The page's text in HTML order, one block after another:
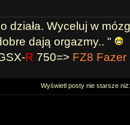
działa. Wyceluj w
dają orgazmy.. "
R 750=> FZ8 Fazer
Wyświetl posty nie starsze